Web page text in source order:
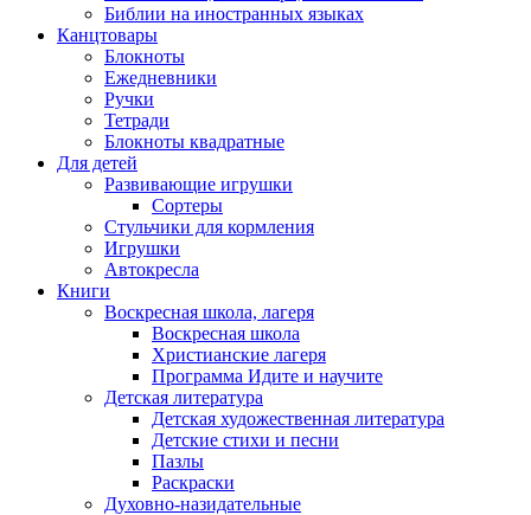
Библии на иностранных языках
Канцтовары
Блокноты
Ежедневники
Ручки
Тетради
Блокноты квадратные
Для детей
Развивающие игрушки
Сортеры
Стульчики для кормления
Игрушки
Автокресла
Книги
Воскресная школа, лагеря
Воскресная школа
Христианские лагеря
Программа Идите и научите
Детская литература
Детская художественная литература
Детские стихи и песни
Пазлы
Раскраски
Духовно-назидательные